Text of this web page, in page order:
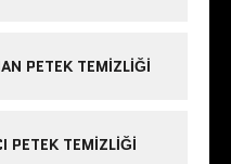
PETEK TEMIZLIĞI
PETEK TEMIZLIĞI